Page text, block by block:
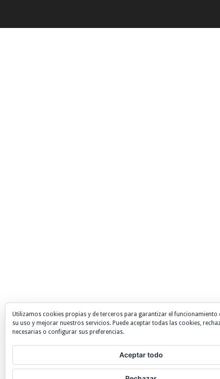
Utilizamos cookies propias y de terceros para garantizar el funcionamiento
su uso y mejorar nuestros servicios. Puede aceptar todas las cookies,
necesarias o configurar sus preferencias.
Aceptar todo